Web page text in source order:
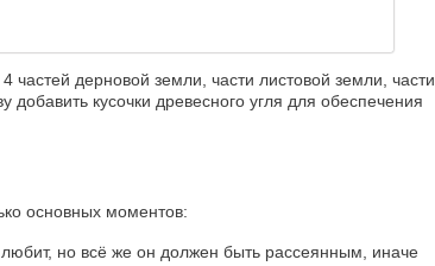
частей дерновой земли, части листовой земли, части
добавить кусочки древесного угля для обеспечения
основных моментов:
но всё же он должен быть рассеянным, иначе